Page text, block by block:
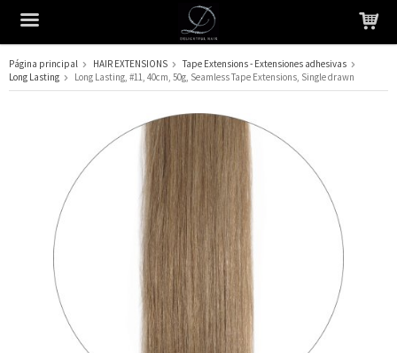
El producto ha sido añadido a su carrito
Página principal HAIR EXTENSIONS
Tape Extensions - Extensiones adhesivas
Long Lasting
Long Lasting, #11, 40cm, 50g, Seamless Tape Extensions, Single drawn